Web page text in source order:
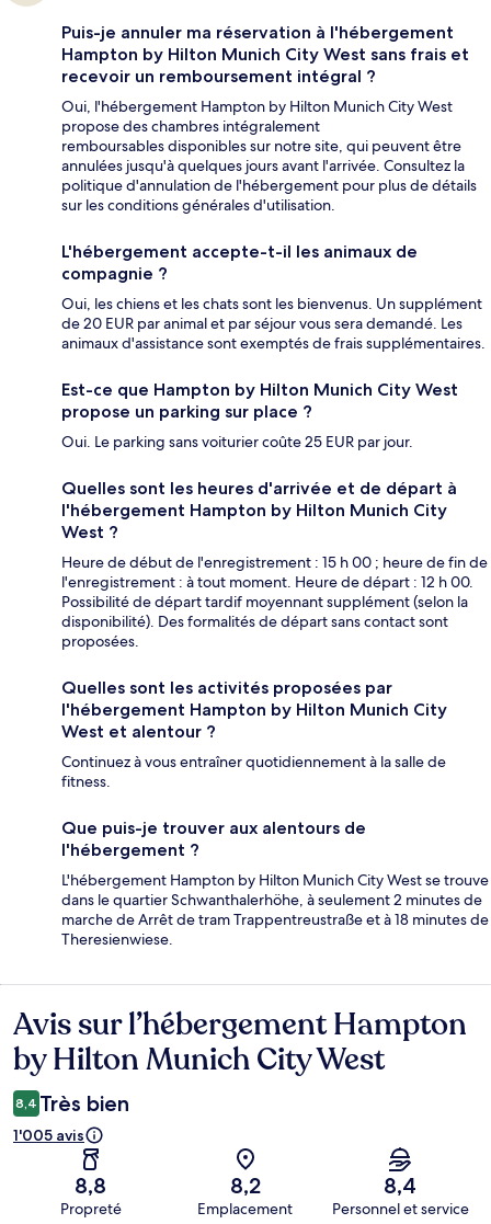
Puis-je annuler ma réservation à l'hébergement
Hampton by Hilton Munich City West sans frais et
recevoir un remboursement intégral ?
Oui, l'hébergement Hampton by Hilton Munich City West
propose des chambres intégralement
remboursables disponibles sur notre site, qui peuvent être
annulées jusqu'à quelques jours avant l'arrivée. Consultez la
politique d'annulation de l'hébergement pour plus de détails
sur les conditions générales d'utilisation.
L'hébergement accepte-t-il les animaux de
compagnie ?
Oui, les chiens et les chats sont les bienvenus. Un supplément
de 20 EUR par animal et par séjour vous sera demandé. Les
animaux d'assistance sont exemptés de frais supplémentaires.
Est-ce que Hampton by Hilton Munich City West
propose un parking sur place ?
Oui. Le parking sans voiturier coûte 25 EUR par jour.
Quelles sont les heures d'arrivée et de départ à
l'hébergement Hampton by Hilton Munich City
West ?
Heure de début de l'enregistrement : 15 h 00 ; heure de fin de
l'enregistrement : à tout moment. Heure de départ : 12 h 00.
Possibilité de départ tardif moyennant supplément (selon la
disponibilité). Des formalités de départ sans contact sont
proposées.
Quelles sont les activités proposées par
l'hébergement Hampton by Hilton Munich City
West et alentour ?
Continuez à vous entraîner quotidiennement à la salle de
fitness.
Que puis-je trouver aux alentours de
l'hébergement ?
L'hébergement Hampton by Hilton Munich City West se trouve
dans le quartier Schwanthalerhöhe, à seulement 2 minutes de
marche de Arrêt de tram Trappentreustraße et à 18 minutes de
Theresienwiese.
Avis
Avis sur l’hébergement Hampton
by Hilton Munich City West
8,4 Très bien
1'005 avis
8,8
Propreté
8,2
Emplacement
8,4
Personnel et service